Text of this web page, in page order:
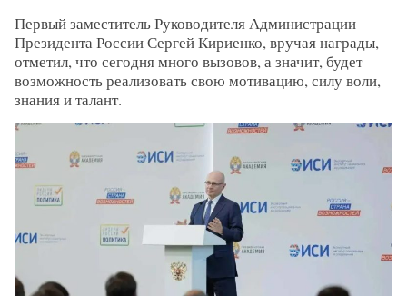
Первый заместитель Руководителя Администрации
Президента России Сергей Кириенко, вручая награды,
отметил, что сегодня много вызовов, а значит, будет
возможность реализовать свою мотивацию, силу воли,
знания и талант.